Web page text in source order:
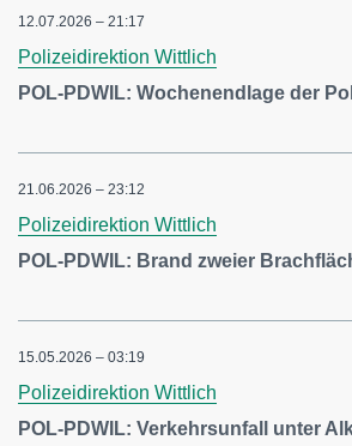
12.07.2026 – 21:17
Polizeidirektion Wittlich
POL-PDWIL: Wochenendlage der
21.06.2026 – 23:12
Polizeidirektion Wittlich
POL-PDWIL: Brand zweier
15.05.2026 – 03:19
Polizeidirektion Wittlich
POL-PDWIL: Verkehrsunfall unter